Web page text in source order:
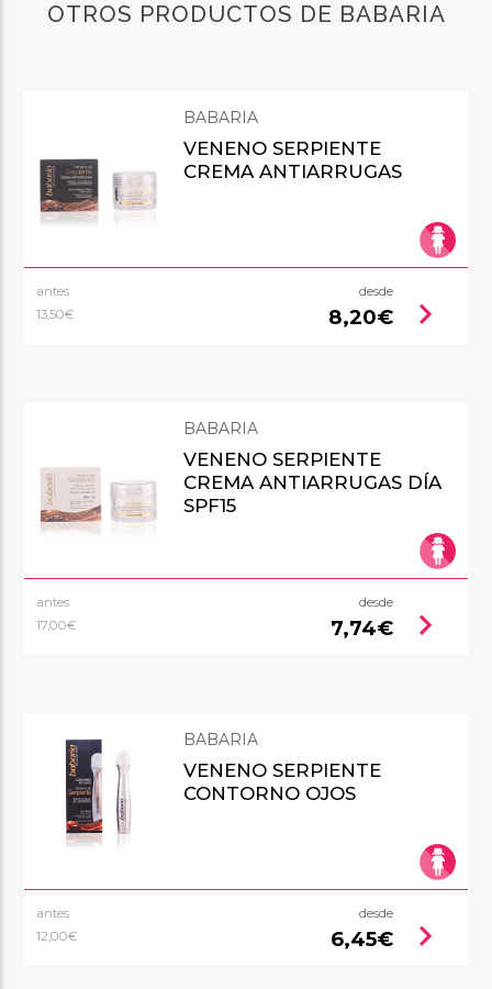
OTROS PRODUCTOS DE BABARIA
BABARIA
VENENO SERPIENTE
CREMA ANTIARRUGAS
antes
13,50€
desde
8,20€ chevron_right
BABARIA
VENENO SERPIENTE
CREMA ANTIARRUGAS DÍA
SPF15
antes
17,00€
desde
7,74€ chevron_right
BABARIA
VENENO SERPIENTE
CONTORNO OJOS
antes
12,00€
desde
6,45€ chevron_right